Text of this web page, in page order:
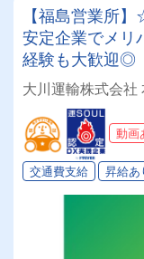
【福島営業所
安定企業でメリ
経験も大歓迎◎
証制度」取得済
利厚生も充実♪♪
大川運輸株式会社
動画
交通費支給 昇給あ